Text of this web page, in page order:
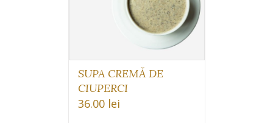
SUPA CREMĂ DE
CIUPERCI
36.00 lei